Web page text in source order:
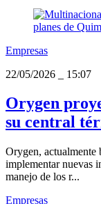
Empresas
22/05/2026
15:07
Orygen
su central
Orygen,
implementar nuevas
manejo de los r...
Empresas